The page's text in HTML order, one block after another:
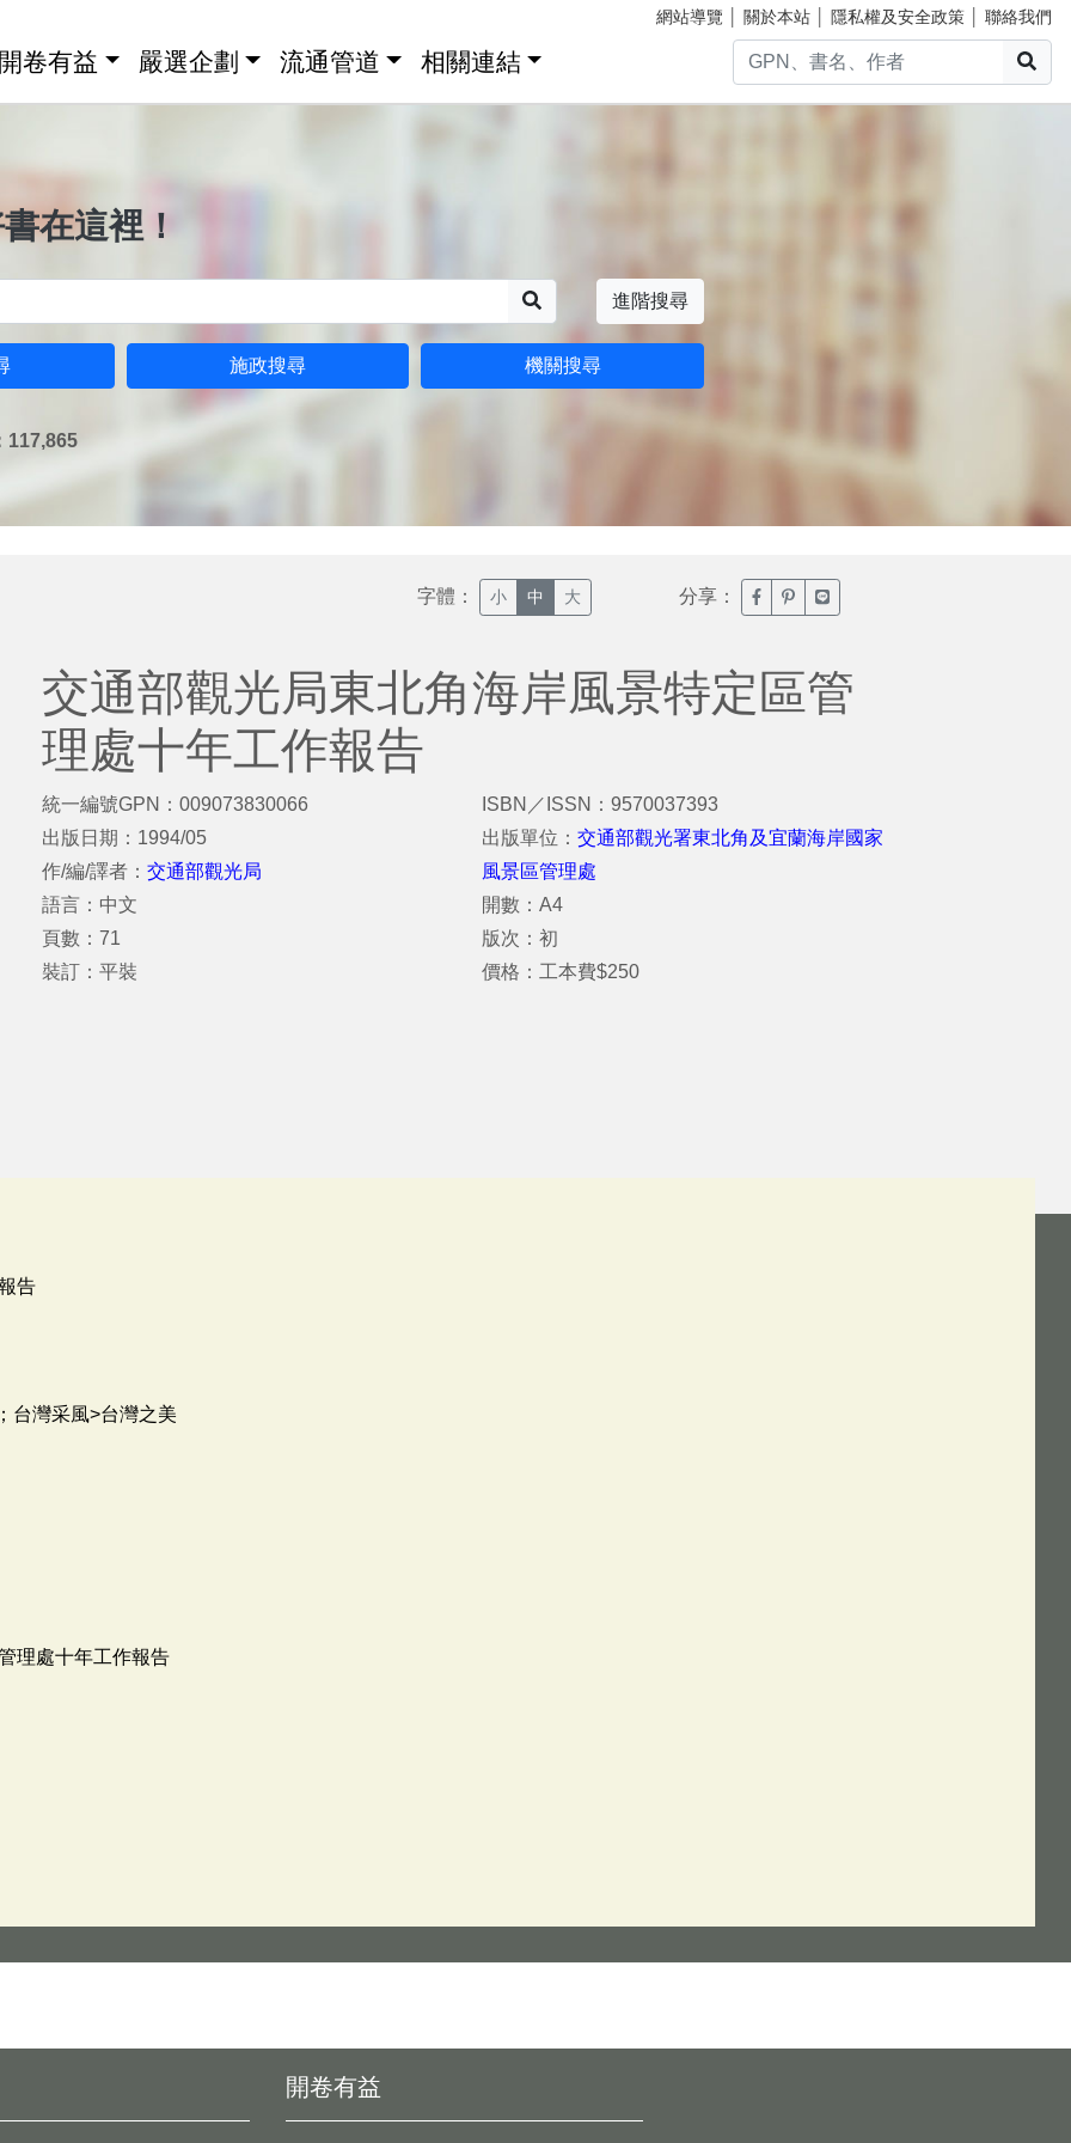
網站導覽 關於本站 隱私權及安全政策 聯絡我們
卷有益 嚴選企劃 流通管道 相關連結
在這裡！
進階搜尋
施政搜尋 機關搜尋
117,865
字體： 小 中 大 分享： 臉書分享(另開新視窗)
噗浪分享(另開新視窗)
Line分享(另開新視窗)
交通部觀光局東北角海岸風景特定區管
理處十年工作報告
統一編號GPN：009073830066
出版日期：1994/05
作/編/譯者： 交通部觀光局
語言：中文
頁數：71
裝訂：平裝
ISBN／ISSN：9570037393
出版單位：交通部觀光署東北角及宜蘭海岸國家
風景區管理處
開數：A4
版次：初
價格：工本費$250
告
台灣采風>台灣之美
理處十年工作報告
開卷有益